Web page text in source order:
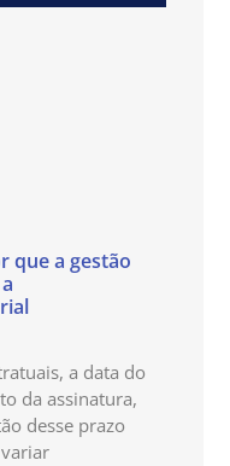
que a gestão
a data do
da assinatura,
desse prazo